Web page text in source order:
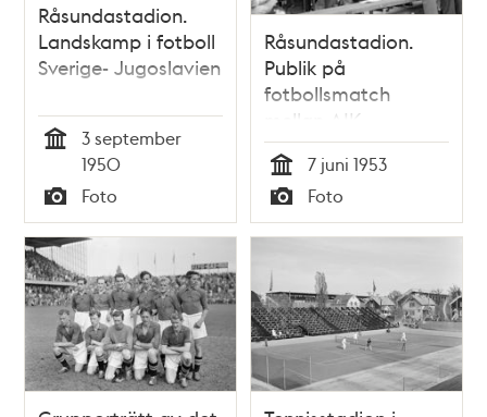
Råsundastadion.
Landskamp i fotboll
Sverige- Jugoslavien
3 september
1950
Typ
Foto
Råsundastadion.
Publik på
fotbollsmatch
mellan AIK -
Norrköping
Tid
7 juni 1953
Typ
Foto